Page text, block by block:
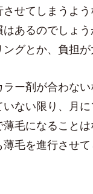
せてしまうよう
はあるのでしょ
ングとか、負担が
ラー剤が合わな
いない限り、月
薄毛になること
薄毛を進行させ